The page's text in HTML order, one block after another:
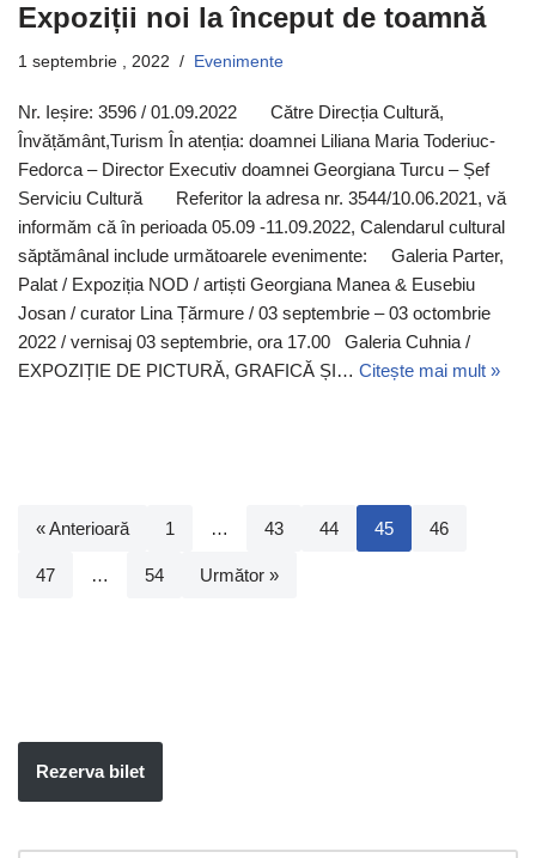
Expoziții noi la început de toamnă
1 septembrie , 2022 Evenimente
Nr. Ieșire: 3596 / 01.09.2022 Către Direcția Cultură,
Învățământ,Turism În atenția: doamnei Liliana Maria Toderiuc-
Fedorca – Director Executiv doamnei Georgiana Turcu – Șef
Serviciu Cultură Referitor la adresa nr. 3544/10.06.2021, vă
informăm că în perioada 05.09 -11.09.2022, Calendarul cultural
săptămânal include următoarele evenimente: Galeria Parter,
Palat / Expoziția NOD / artiști Georgiana Manea & Eusebiu
Josan / curator Lina Țărmure / 03 septembrie – 03 octombrie
2022 / vernisaj 03 septembrie, ora 17.00 Galeria Cuhnia /
EXPOZIȚIE DE PICTURĂ, GRAFICĂ ȘI… Citește mai mult »
« Anterioară 1 … 43 44 45 46
47 … 54 Următor »
Rezerva bilet